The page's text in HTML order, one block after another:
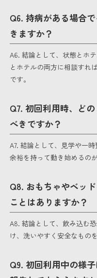
Q6. 持病がある場合
きますか？
A6. 結論として、状態とホ
とホテルの両方に相談すれ
です。
Q7. 初回利用時、ど
べきですか？
A7. 結論として、見学や一
余裕を持って動き始めるの
Q8. おもちゃやベッ
ことはありますか？
A8. 結論として、飲み込む
け、洗いやすく安全なもの
Q9. 初回利用中の様